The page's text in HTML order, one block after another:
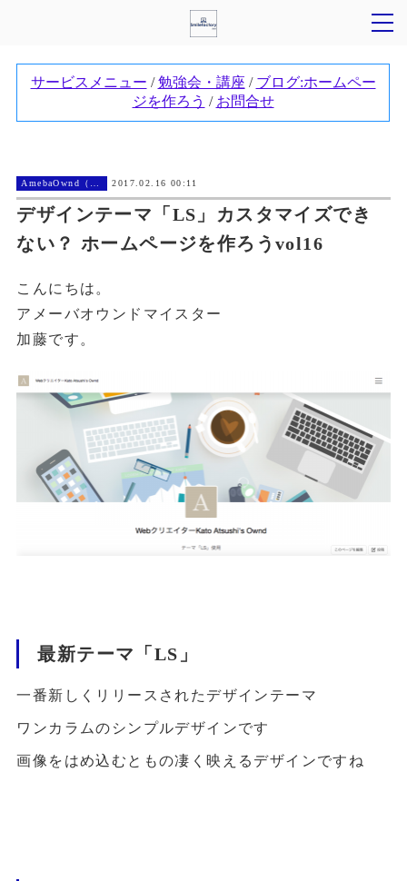
2017.02.16 00:11
デザインテーマ「LS」カスタマイズでき
ない？ ホームページを作ろうvol16
こんにちは。
アメーバオウンドマイスター
加藤です。
最新テーマ「LS」
一番新しくリリースされたデザインテーマ
ワンカラムのシンプルデザインです
画像をはめ込むともの凄く映えるデザインですね